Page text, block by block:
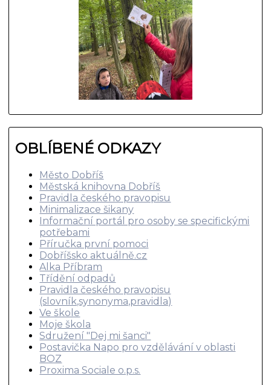
OBLÍBENÉ ODKAZY
Město Dobříš
Městská knihovna Dobříš
Pravidla českého pravopisu
Minimalizace šikany
Informační portál pro osoby se specifickými
potřebami
Příručka první pomoci
Dobříšsko aktuálně.cz
Alka Příbram
Třídění odpadů
Pravidla českého pravopisu
(slovník,synonyma,pravidla)
Ve škole
Moje škola
Sdružení "Dej mi šanci"
Postavička Napo pro vzdělávání v oblasti
BOZ
Proxima Sociale o.p.s.